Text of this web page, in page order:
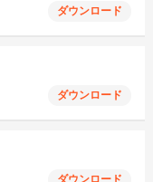
ダウンロード
ダウンロード
ダウンロード